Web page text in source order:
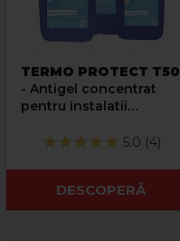
TERMO PROTECT T50
- Antigel concentrat
pentru instalatii
5.0 (4)
DESCOPERĂ